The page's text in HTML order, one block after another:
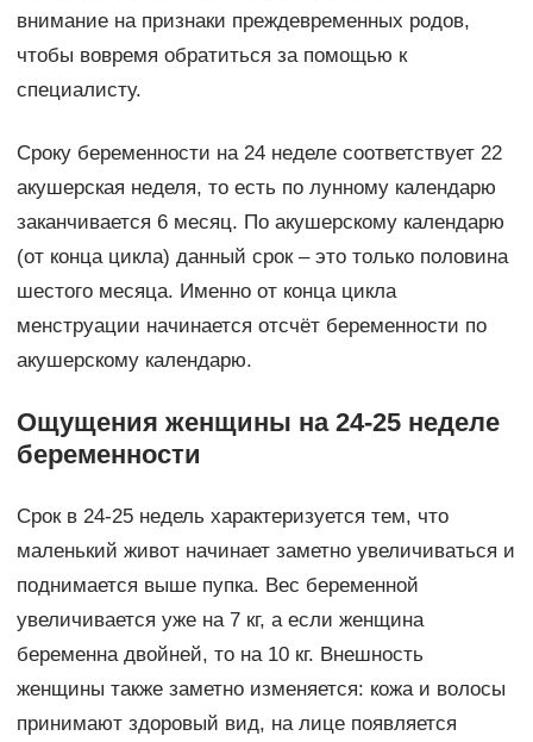
внимание на признаки преждевременных родов,
чтобы вовремя обратиться за помощью к
специалисту.
Сроку беременности на 24 неделе соответствует 22
акушерская неделя, то есть по лунному календарю
заканчивается 6 месяц. По акушерскому календарю
(от конца цикла) данный срок – это только половина
шестого месяца. Именно от конца цикла
менструации начинается отсчёт беременности по
акушерскому календарю.
Ощущения женщины на 24-25 неделе
беременности
Срок в 24-25 недель характеризуется тем, что
маленький живот начинает заметно увеличиваться и
поднимается выше пупка. Вес беременной
увеличивается уже на 7 кг, а если женщина
беременна двойней, то на 10 кг. Внешность
женщины также заметно изменяется: кожа и волосы
принимают здоровый вид, на лице появляется